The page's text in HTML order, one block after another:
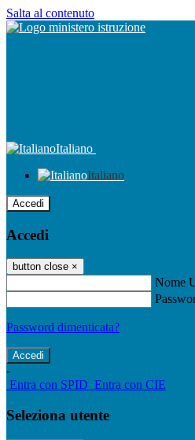
Salta al contenuto
Italiano
Italiano
Accedi
Accedi
button close ×
Nome
Password dimenticata?
-
Entra con SPID Entra con CIE
Seleziona utente